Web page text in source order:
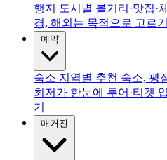
행지
도시별 볼거리·맛집·
경, 해외는 목적으로 고르기
숙소 지역별 추천 숙소, 평
최저가 한눈에 투어·티켓
기